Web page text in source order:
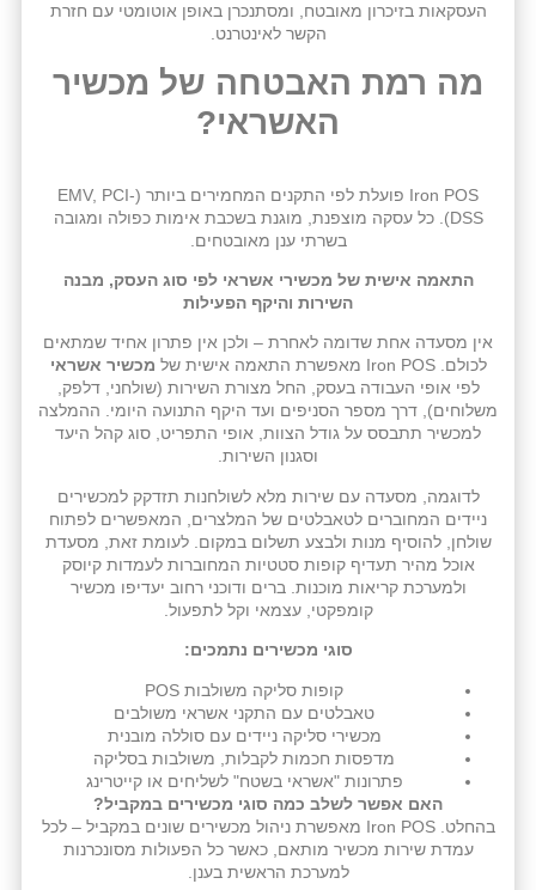
העסקאות בזיכרון מאובטח, ומסתנכרן באופן אוטומטי עם חזרת
הקשר לאינטרנט.
מה רמת האבטחה של מכשיר
האשראי?
Iron POS פועלת לפי התקנים המחמירים ביותר (EMV, PCI-
DSS). כל עסקה מוצפנת, מוגנת בשכבת אימות כפולה ומגובה
בשרתי ענן מאובטחים.
התאמה אישית של מכשירי אשראי לפי סוג העסק, מבנה
השירות והיקף הפעילות
אין מסעדה אחת שדומה לאחרת – ולכן אין פתרון אחיד שמתאים
לכולם. Iron POS מאפשרת התאמה אישית של
מכשיר אשראי
לפי אופי העבודה בעסק, החל מצורת השירות (שולחני, דלפק,
משלוחים), דרך מספר הסניפים ועד היקף התנועה היומי. ההמלצה
למכשיר תתבסס על גודל הצוות, אופי התפריט, סוג קהל היעד
וסגנון השירות.
לדוגמה, מסעדה עם שירות מלא לשולחנות תזדקק למכשירים
ניידים המחוברים לטאבלטים של המלצרים, המאפשרים לפתוח
שולחן, להוסיף מנות ולבצע תשלום במקום. לעומת זאת, מסעדת
אוכל מהיר תעדיף קופות סטטיות המחוברות לעמדות קיוסק
ולמערכת קריאות מוכנות. ברים ודוכני רחוב יעדיפו מכשיר
קומפקטי, עצמאי וקל לתפעול.
סוגי מכשירים נתמכים:
קופות סליקה משולבות POS
טאבלטים עם התקני אשראי משולבים
מכשירי סליקה ניידים עם סוללה מובנית
מדפסות חכמות לקבלות, משולבות בסליקה
פתרונות "אשראי בשטח" לשליחים או קייטרינג
האם אפשר לשלב כמה סוגי מכשירים במקביל?
בהחלט. Iron POS מאפשרת ניהול מכשירים שונים במקביל – לכל
עמדת שירות מכשיר מותאם, כאשר כל הפעולות מסונכרנות
למערכת הראשית בענן.